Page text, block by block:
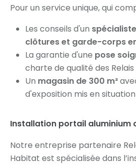
Pour un service unique, qui
Les conseils d'un
clôtures et garde-corps
La garantie d'une pose
charte de qualité des
Un magasin de 300 m²
d'exposition mis en situation
Installation portail aluminium
Notre entreprise partenaire
Habitat est spécialisée dans